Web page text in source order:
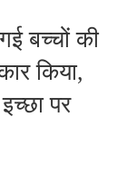
बच्चों की
किया,
पर